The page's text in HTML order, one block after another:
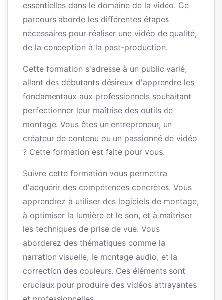
essentielles dans le domaine de la vidéo. Ce
parcours aborde les différentes étapes
nécessaires pour réaliser une vidéo de qualité,
de la conception à la post-production.
Cette formation s'adresse à un public varié,
allant des débutants désireux d'apprendre les
fondamentaux aux professionnels souhaitant
perfectionner leur maîtrise des outils de
montage. Vous êtes un entrepreneur, un
créateur de contenu ou un passionné de vidéo
? Cette formation est faite pour vous.
Suivre cette formation vous permettra
d'acquérir des compétences concrètes. Vous
apprendrez à utiliser des logiciels de montage,
à optimiser la lumière et le son, et à maîtriser
les techniques de prise de vue. Vous
aborderez des thématiques comme la
narration visuelle, le montage audio, et la
correction des couleurs. Ces éléments sont
cruciaux pour produire des vidéos attrayantes